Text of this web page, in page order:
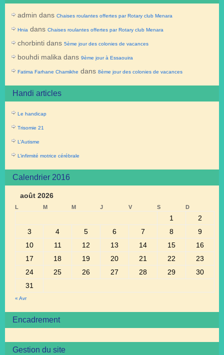
admin dans Chaises roulantes offertes par Rotary club Menara
Hnia dans Chaises roulantes offertes par Rotary club Menara
chorbinti dans 5ème jour des colonies de vacances
bouhdi malika dans 9ème jour à Essaouira
Fatima Farhane Chamikhe dans 8ème jour des colonies de vacances
Handi articles
Le handicap
Trisomie 21
L’Autisme
L’infirmité motrice cérébrale
Calendrier 2016
août 2026
L M M J V S D
« Avr
1
2
3
4 5 6 7 8
9
10
11 12 13 14 15
16
17
18 19 20 21 22
23
24
25 26 27 28 29
30
31
Encadrement
Gestion du site